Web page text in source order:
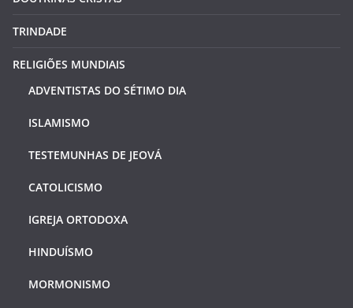
TRINDADE
RELIGIÕES MUNDIAIS
ADVENTISTAS DO SÉTIMO DIA
ISLAMISMO
TESTEMUNHAS DE JEOVÁ
CATOLICISMO
IGREJA ORTODOXA
HINDUÍSMO
MORMONISMO